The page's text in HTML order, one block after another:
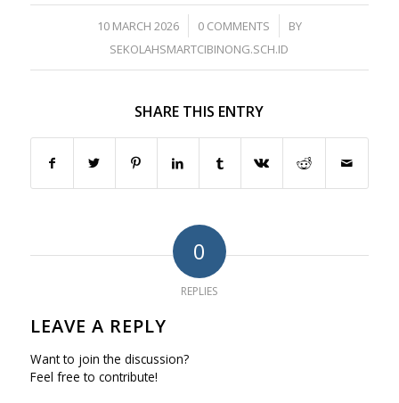
10 MARCH 2026
/ 0 COMMENTS
/
BY
SEKOLAHSMARTCIBINONG.SCH.ID
SHARE THIS ENTRY
0
REPLIES
LEAVE A REPLY
Want to join the discussion?
Feel free to contribute!